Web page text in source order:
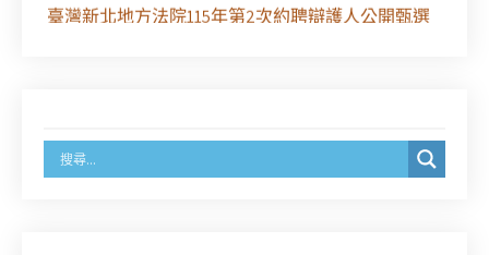
臺灣新北地方法院115年第2次約聘辯護人公開甄選
入校扎根計畫講師之會員(8/14前線上表單登記)